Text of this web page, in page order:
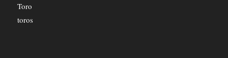
Toro
toros